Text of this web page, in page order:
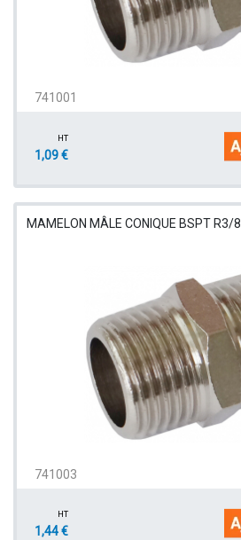
741001
HT
1,09 €
MAMELON MÂLE CONIQUE BSPT R3/8
741003
HT
1,44 €